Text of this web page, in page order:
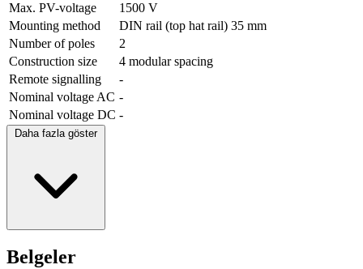
Max. PV-voltage
1500 V
Mounting method
DIN rail (top hat rail) 35 mm
Number of poles
2
Construction size
4 modular spacing
Remote signalling
-
Nominal voltage AC -
Nominal voltage DC -
Daha fazla göster
Belgeler